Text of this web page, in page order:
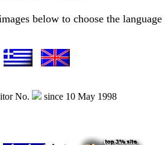
below to choose the language
No. since 10 May 1998